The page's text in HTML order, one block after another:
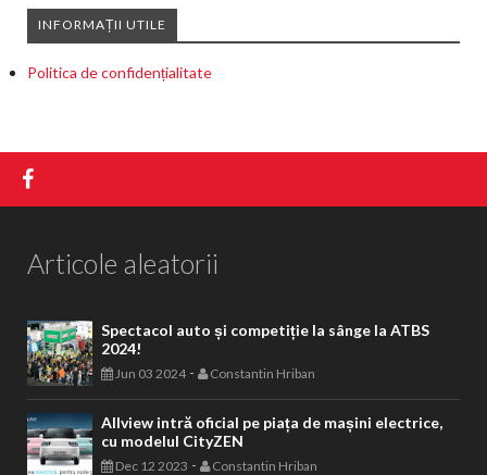
INFORMAȚII UTILE
Politica de confidențialitate
Articole aleatorii
Spectacol auto și competiție la sânge la ATBS
2024!
Jun 03 2024- Constantin Hriban
Allview intră oficial pe piața de mașini electrice,
cu modelul CityZEN
Dec 12 2023 - Constantin Hriban